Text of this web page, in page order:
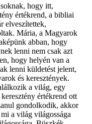
hogy itt,
értékrend, a bibliai
elveszítettek,
Mária, a Magyarok
abban, hogy
lenni nem csak azt
hogy helyén van a
lenni küldetést jelent,
és keresztények.
a világ, egy
értékrend ott
gondolkodik, akkor
a világ világossága